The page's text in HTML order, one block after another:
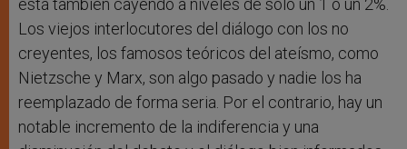
está también cayendo a niveles de sólo un 1 o un 2%.
Los viejos interlocutores del diálogo con los no
creyentes, los famosos teóricos del ateísmo, como
Nietzsche y Marx, son algo pasado y nadie los ha
reemplazado de forma seria. Por el contrario, hay un
notable incremento de la indiferencia y una